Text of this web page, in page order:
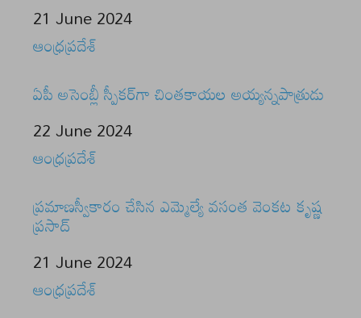
Date
21 June 2024
In relation to
ఆంధ్రప్రదేశ్
ఏపీ అసెంబ్లీ స్పీకర్‌గా చింతకాయల అయ్యన్నపాత్రుడు
Date
22 June 2024
In relation to
ఆంధ్రప్రదేశ్
ప్రమాణస్వీకారం చేసిన ఎమ్మెల్యే వసంత వెంకట కృష్ణ
ప్రసాద్
Date
21 June 2024
In relation to
ఆంధ్రప్రదేశ్